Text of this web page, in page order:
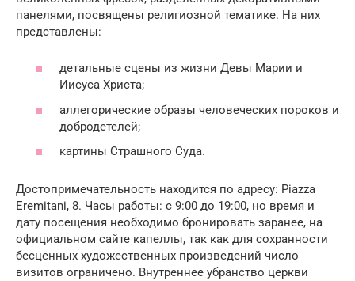
панелями, посвящены религиозной тематике. На них
представлены:
детальные сцены из жизни Девы Марии и
Иисуса Христа;
аллегорические образы человеческих пороков и
добродетелей;
картины Страшного Суда.
Достопримечательность находится по адресу: Piazza
Eremitani, 8. Часы работы: с 9:00 до 19:00, но время и
дату посещения необходимо бронировать заранее, на
официальном сайте капеллы, так как для сохранности
бесценных художественных произведений число
визитов ограничено. Внутреннее убранство церкви